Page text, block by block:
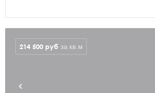
214 500 руб за кв.м